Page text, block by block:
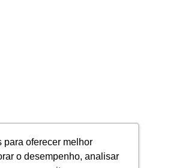
para oferecer melhor
o desempenho, analisar